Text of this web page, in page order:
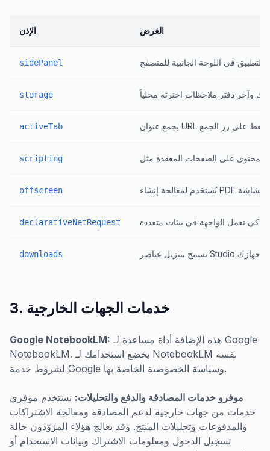
الإذن الغرض
sidePanel
storage
activeTab
scripting
offscreen
declarativeNetRequest
downloads
3. خدمات الجهات الخارجية
Google NotebookLM: هذه الإضافة أداة مساعدة لـ Google
NotebookLM. يخضع استخدامك لـ NotebookLM نفسه
لشروط خدمة Google وسياسة الخصوصية الخاصة بها.
موفرو خدمات المصادقة والدفع والتحليلات: نستخدم موفري
خدمات من جهات خارجية لدعم المصادقة ومعالجة الاشتراكات
والمدفوعات وتحليلات المنتج. وقد يعالج هؤلاء المزوّدون حالة
تسجيل الدخول ومعلومات الاشتراك وبيانات الاستخدام أو